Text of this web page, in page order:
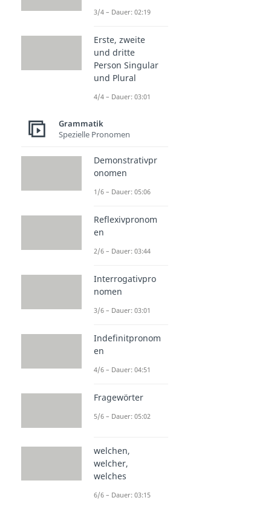
3/4 – Dauer: 02:19
Erste, zweite
und dritte
Person Singular
und Plural
4/4 – Dauer: 03:01
Grammatik
Spezielle Pronomen
Demonstrativpr
onomen
1/6 – Dauer: 05:06
Reflexivpronom
en
2/6 – Dauer: 03:44
Interrogativpro
nomen
3/6 – Dauer: 03:01
Indefinitpronom
en
4/6 – Dauer: 04:51
Fragewörter
5/6 – Dauer: 05:02
welchen,
welcher,
welches
6/6 – Dauer: 03:15